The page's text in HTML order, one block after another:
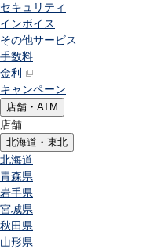
セキュリティ
インボイス
その他サービス
手数料
金利
キャンペーン
店舗・ATM
店舗
北海道・東北
北海道
青森県
岩手県
宮城県
秋田県
山形県